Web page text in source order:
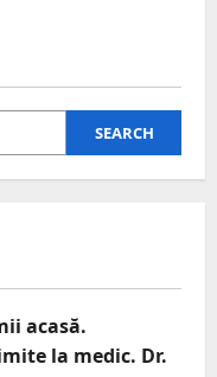
SEARCH
acasă.
la medic. Dr.